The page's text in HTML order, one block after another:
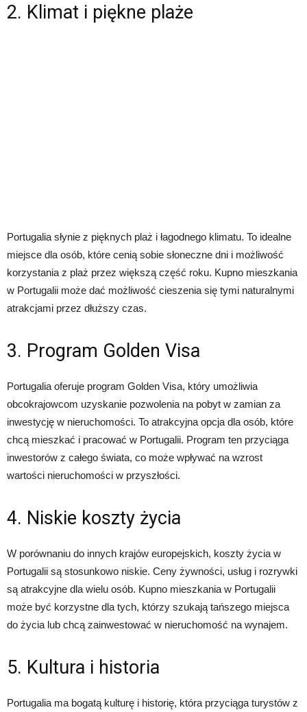
2. Klimat i piękne plaże
Portugalia słynie z pięknych plaż i łagodnego klimatu. To idealne
miejsce dla osób, które cenią sobie słoneczne dni i możliwość
korzystania z plaż przez większą część roku. Kupno mieszkania
w Portugalii może dać możliwość cieszenia się tymi naturalnymi
atrakcjami przez dłuższy czas.
3. Program Golden Visa
Portugalia oferuje program Golden Visa, który umożliwia
obcokrajowcom uzyskanie pozwolenia na pobyt w zamian za
inwestycję w nieruchomości. To atrakcyjna opcja dla osób, które
chcą mieszkać i pracować w Portugalii. Program ten przyciąga
inwestorów z całego świata, co może wpływać na wzrost
wartości nieruchomości w przyszłości.
4. Niskie koszty życia
W porównaniu do innych krajów europejskich, koszty życia w
Portugalii są stosunkowo niskie. Ceny żywności, usług i rozrywki
są atrakcyjne dla wielu osób. Kupno mieszkania w Portugalii
może być korzystne dla tych, którzy szukają tańszego miejsca
do życia lub chcą zainwestować w nieruchomość na wynajem.
5. Kultura i historia
Portugalia ma bogatą kulturę i historię, która przyciąga turystów z